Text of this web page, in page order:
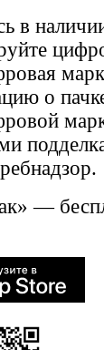
в
о
—